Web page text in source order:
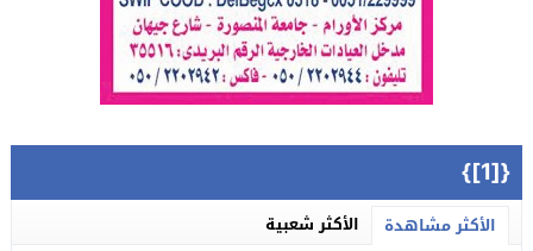
{[1]}
الأكثر مشاهدة الأكثر شعبية